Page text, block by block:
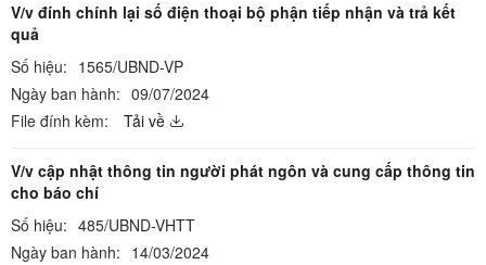
V/v đính chính lại số điện thoại bộ phận tiếp nhận và trả kết
quả
Số hiệu: 1565/UBND-VP
Ngày ban hành: 09/07/2024
File đính kèm:
Tải về
V/v cập nhật thông tin người phát ngôn và cung cấp thông tin
cho báo chí
Số hiệu: 485/UBND-VHTT
Ngày ban hành: 14/03/2024